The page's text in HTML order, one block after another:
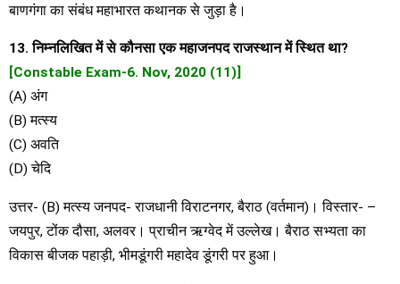
बाणगंगा का संबंध महाभारत कथानक से जुड़ा है।
13. निम्नलिखित में से कौनसा एक महाजनपद राजस्थान में स्थित था?
[Constable Exam-6. Nov, 2020 (11)]
(A) अंग
(B) मत्स्य
(C) अवति
(D) चेदि
उत्तर- (B) मत्स्य जनपद- राजधानी विराटनगर, बैराठ (वर्तमान)। विस्तार- –
जयपुर, टोंक दौसा, अलवर। प्राचीन ऋग्वेद में उल्लेख। बैराठ सभ्यता का
विकास बीजक पहाड़ी, भीमडूंगरी महादेव डूंगरी पर हुआ।